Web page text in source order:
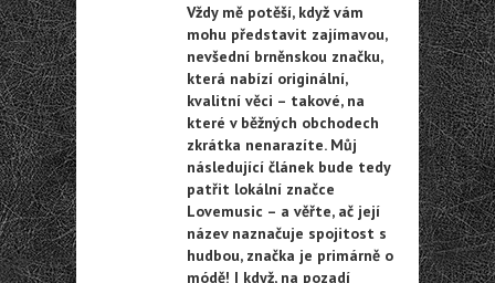
Vždy mě potěší, když vám
mohu představit zajímavou,
nevšední brněnskou značku,
která nabízí originální,
kvalitní věci – takové, na
které v běžných obchodech
zkrátka nenarazíte. Můj
následující článek bude tedy
patřit lokální značce
Lovemusic – a věřte, ač její
název naznačuje spojitost s
hudbou, značka je primárně o
módě! I když, na pozadí